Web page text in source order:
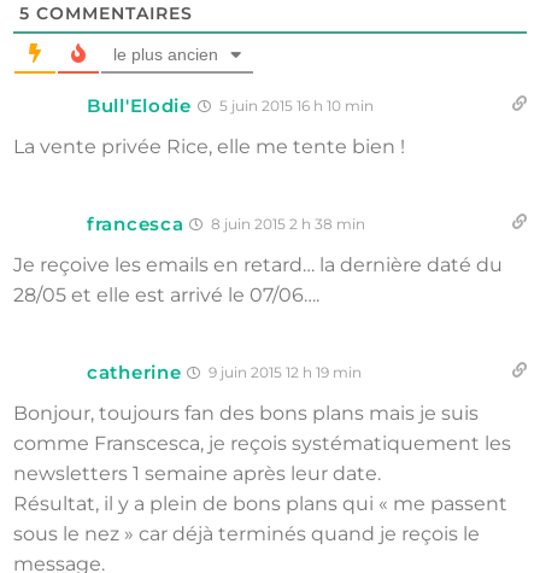
5 COMMENTAIRES
le plus ancien
Bull'Elodie 5 juin 2015 16 h 10 min
La vente privée Rice, elle me tente bien !
francesca 8 juin 2015 2 h 38 min
Je reçoive les emails en retard… la dernière daté du
28/05 et elle est arrivé le 07/06….
catherine 9 juin 2015 12 h 19 min
Bonjour, toujours fan des bons plans mais je suis
comme Franscesca, je reçois systématiquement les
newsletters 1 semaine après leur date.
Résultat, il y a plein de bons plans qui « me passent
sous le nez » car déjà terminés quand je reçois le
message.